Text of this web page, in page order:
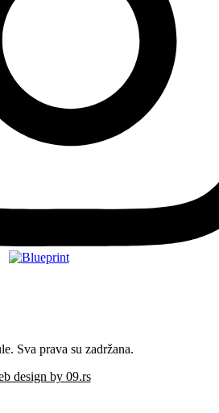
Sva prava su zadržana.
design by 09.rs